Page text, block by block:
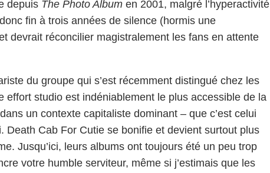
depuis The Photo Album en 2001, malgré l’hyperactivité
fin à trois années de silence (hormis une
devrait réconcilier magistralement les fans en attente
du groupe qui s’est récemment distingué chez les
effort studio est indéniablement le plus accessible de la
un contexte capitaliste dominant – que c’est celui
Death Cab For Cutie se bonifie et devient surtout plus
Jusqu’ici, leurs albums ont toujours été un peu trop
votre humble serviteur, même si j’estimais que les